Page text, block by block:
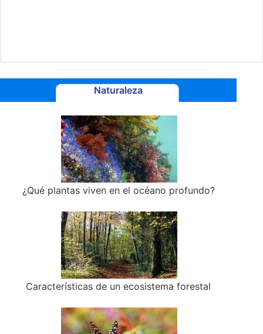
Naturaleza
¿Qué plantas viven en el océano profundo?
Características de un ecosistema forestal